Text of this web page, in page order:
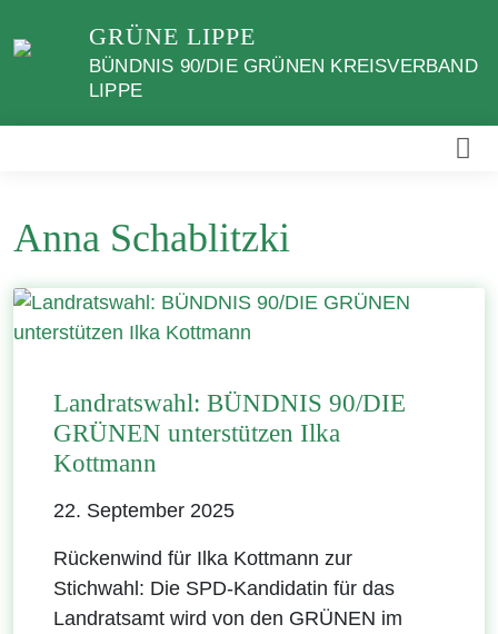
zum
GRÜNE LIPPE
BÜNDNIS 90/DIE GRÜNEN KREISVERBAND
LIPPE
Anna Schablitzki
Landratswahl: BÜNDNIS 90/DIE
GRÜNEN unterstützen Ilka
Kottmann
22. September 2025
Rückenwind für Ilka Kottmann zur
Stichwahl: Die SPD-Kandidatin für das
Landratsamt wird von den GRÜNEN im